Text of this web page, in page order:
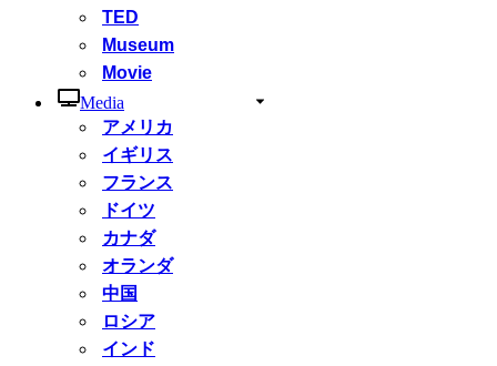
TED
Museum
Movie
Media
アメリカ
イギリス
フランス
ドイツ
カナダ
オランダ
中国
ロシア
インド